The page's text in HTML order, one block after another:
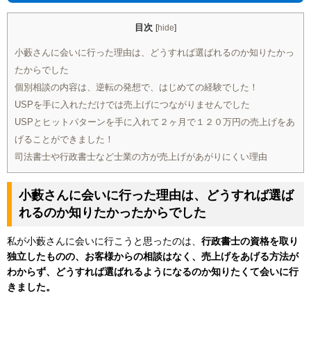
目次 [hide]
小藪さんに会いに行った理由は、どうすれば選ばれるのか知りたかっ
たからでした
個別相談の内容は、逆転の発想で、はじめての経験でした！
USPを手に入れただけでは売上げにつながりませんでした
USPとヒットパターンを手に入れて２ヶ月で１２０万円の売上げをあ
げることができました！
司法書士や行政書士など士業の方が売上げがあがりにくい理由
小藪さんに会いに行った理由は、どうすれば選ば
れるのか知りたかったからでした
私が小藪さんに会いに行こうと思ったのは、 行政書士の資格を取り
独立したものの、お客様からの相談はなく、売上げをあげる方法が
わからず、どうすれば選ばれるようになるのか知りたくて会いに行
きました。